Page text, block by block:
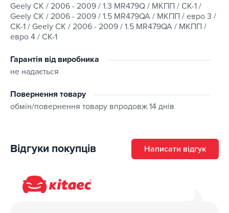
Geely CK / 2006 - 2009 / 1.3 MR479Q / МКПП / CK-1 /
Geely CK / 2006 - 2009 / 1.5 MR479QA / МКПП / евро 3 /
CK-1 / Geely CK / 2006 - 2009 / 1.5 MR479QA / МКПП /
евро 4 / CK-1
Гарантія від виробника
не надається
Повернення товару
обмін/повернення товару впродовж 14 днів
Відгуки покупців Написати відгук